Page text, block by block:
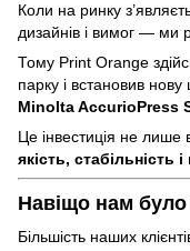
Коли на ринку
дизайнів і вимог — ми
Тому Print Orange
парку і встановив
Minolta AccurioPress
Це інвестиція не лише
якість, стабільність
Навіщо нам
Більшість наших